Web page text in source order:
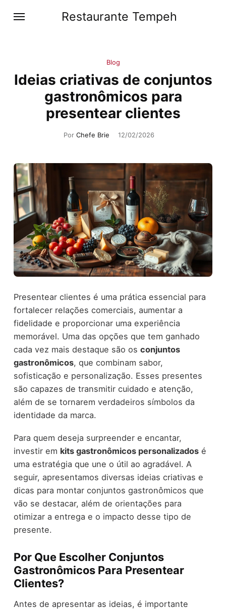
Restaurante Tempeh
Blog
Ideias criativas de conjuntos
gastronômicos para
presentear clientes
PorChefe Brie 12/02/2026
Presentear clientes é uma prática essencial para
fortalecer relações comerciais, aumentar a
fidelidade e proporcionar uma experiência
memorável. Uma das opções que tem ganhado
cada vez mais destaque são os conjuntos
gastronômicos, que combinam sabor,
sofisticação e personalização. Esses presentes
são capazes de transmitir cuidado e atenção,
além de se tornarem verdadeiros símbolos da
identidade da marca.
Para quem deseja surpreender e encantar,
investir em kits gastronômicos personalizadosé
uma estratégia que une o útil ao agradável. A
seguir, apresentamos diversas ideias criativas e
dicas para montar conjuntos gastronômicos que
vão se destacar, além de orientações para
otimizar a entrega e o impacto desse tipo de
presente.
Por Que Escolher Conjuntos
Gastronômicos Para Presentear
Clientes?
Antes de apresentar as ideias, é importante